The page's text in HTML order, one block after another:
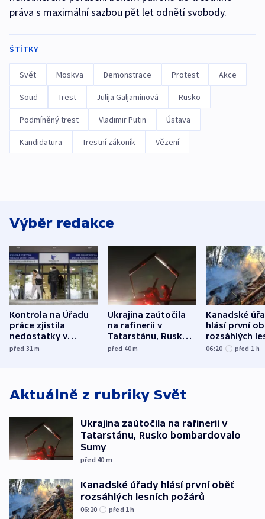
práva s maximální sazbou pět let odnětí svobody.
ŠTÍTKY
Svět Moskva Demonstrace Protest Akce
Soud Trest Julija Galjaminová Rusko
Podmíněný trest Vladimir Putin Ústava
Kandidatura Trestní zákoník Vězení
Výběr redakce
Kontrola na Úřadu
práce zjistila
nedostatky v
účetnictví za 5,6
před 31m
Ukrajina zaútočila
na rafinerii v
Tatarstánu, Rusko
bombardovalo
před 40m
Kanadské
hlásí první
rozsáhlých
požárů
06:20 před 1 h
Aktuálně z rubriky Svět
Ukrajina zaútočila na rafinerii v
Tatarstánu, Rusko bombardovalo
Sumy
před 40 m
Kanadské úřady hlásí první oběť
rozsáhlých lesních požárů
06:20 před 1h